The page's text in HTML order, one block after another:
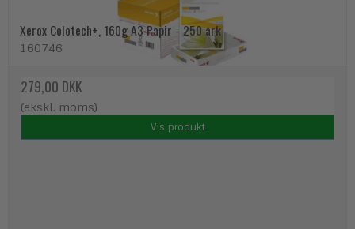
Xerox Colotech+, 160g A3 Papir - 250 ark
160746
279,00 DKK
(ekskl. moms)
Vis produkt